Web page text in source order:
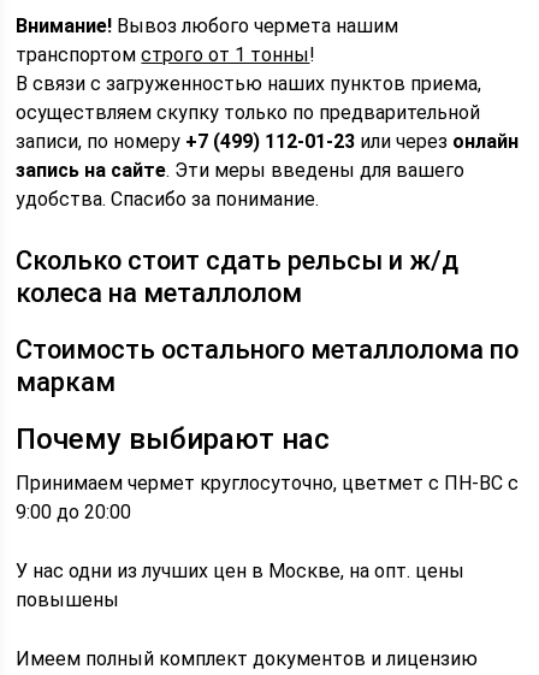
Внимание! Вывоз любого чермета нашим
транспортомстрого от 1 тонны!
В связи c загруженностью наших пунктов приема,
осуществляем скупку только по предварительной
записи, по номеру +7 (499) 112-01-23 или через онлайн
запись на сайте. Эти меры введены для вашего
удобства. Спасибо за понимание.
Сколько стоит сдать рельсы и ж/д
колеса на металлолом
Стоимость остального металлолома по
маркам
Почему выбирают нас
Принимаем чермет круглосуточно, цветмет с ПН-ВС с
9:00 до 20:00
У нас одни из лучших цен в Москве, на опт. цены
повышены
Имеем полный комплект документов и лицензию